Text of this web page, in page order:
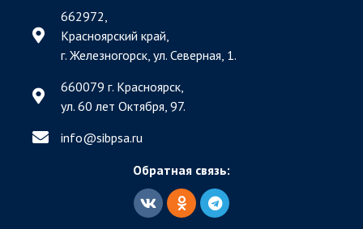
662972,
Красноярский край,
г. Железногорск, ул. Северная, 1.
660079 г. Красноярск,
ул. 60 лет Октября, 97.
info@sibpsa.ru
Обратная связь: